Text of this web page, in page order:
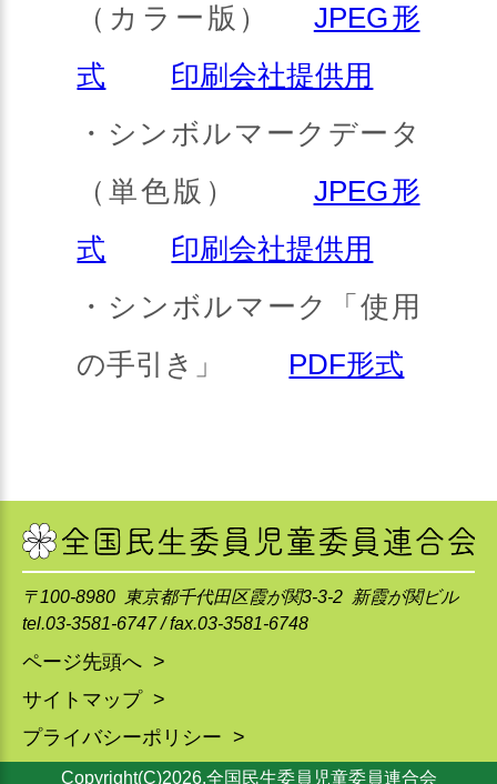
（カラー版） JPEG形
式
印刷会社提供用
・シンボルマークデータ
（単色版） JPEG形
式
印刷会社提供用
・シンボルマーク「使用
の手引き」 PDF形式
〒100-8980 東京都千代田区霞が関3-3-2 新霞が関ビル
tel.03-3581-6747 / fax.03-3581-6748
ページ先頭へ >
サイトマップ >
プライバシーポリシー >
Copyright(C)2026.全国民生委員児童委員連合会